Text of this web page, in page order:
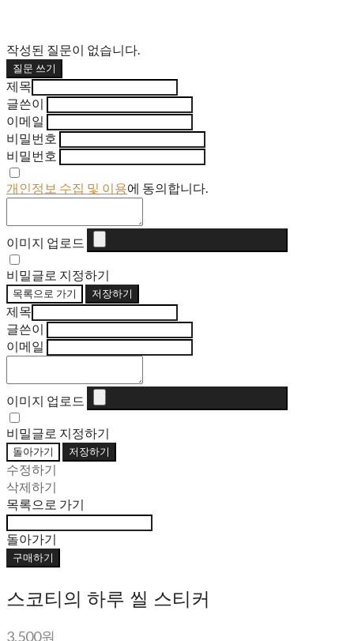
작성된 질문이 없습니다.
질문 쓰기
제목
글쓴이
이메일
비밀번호
비밀번호
개인정보 수집 및 이용에 동의합니다.
이미지 업로드
비밀글로 지정하기
목록으로 가기 저장하기
제목
글쓴이
이메일
이미지 업로드
비밀글로 지정하기
돌아가기 저장하기
수정하기
삭제하기
목록으로 가기
돌아가기
구매하기
스코티의 하루 씰 스티커
3,500원